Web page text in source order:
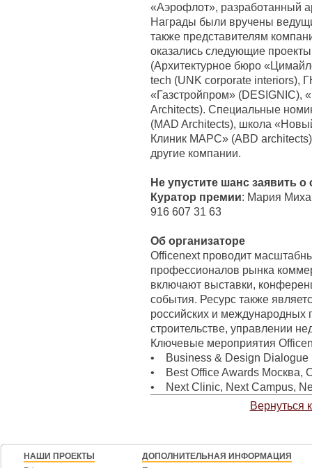
«Аэрофлот», разработанный
Награды были вручены
также представителям
оказались следующие
(Архитектурное бюро
tech (UNK corporate interiors),
«Газстройпром» (DESIGNIC),
Architects). Специальные
(MAD Architects), школа
Клиник МАРС» (ABD
другие компании.
Не упустите шанс заявить о
Куратор премии: Мария
916 607 31 63
Об организаторе
Officenext проводит
профессионалов рынка
включают выставки,
события. Ресурс также
российских и международных
строительстве, управлении
Ключевые мероприятия
• Business & Design Dialogue
• Best Office Awards Москва,
• Next Clinic, Next Campus,
Вернуться
НАШИ ПРОЕКТЫ
ДОПОЛНИТЕЛЬНАЯ ИНФОРМАЦИЯ